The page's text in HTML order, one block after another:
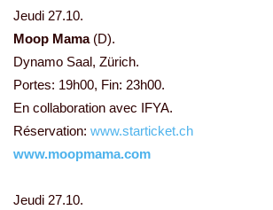
Jeudi 27.10.
Moop Mama (D).
Dynamo Saal, Zürich.
Portes: 19h00, Fin: 23h00.
En collaboration avec IFYA.
Réservation: www.starticket.ch
www.moopmama.com
Jeudi 27.10.